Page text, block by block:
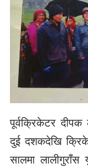
पूर्वक्रिकेटर दीपक
दुई दशकदेखि
सालमा